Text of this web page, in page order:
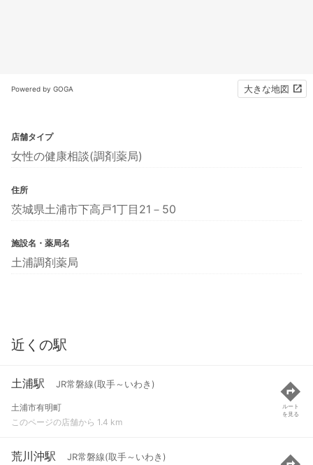
Powered by GOGA 大きな地図
店舗タイプ
女性の健康相談(調剤薬局)
住所
茨城県土浦市下高戸1丁目21－50
施設名・薬局名
土浦調剤薬局
近くの駅
土浦駅 JR常磐線(取手～いわき)
土浦市有明町
このページの店舗から 1.4 km
ルート
を見る
荒川沖駅 JR常磐線(取手～いわき)